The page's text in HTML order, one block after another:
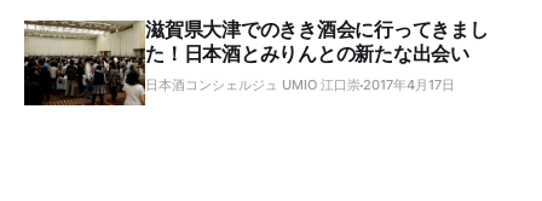
滋賀県大津でのきき酒会に行ってきまし
た！日本酒とみりんとの新たな出会い
日本酒コンシェルジュ UMIO 江口崇 2017年4月17日